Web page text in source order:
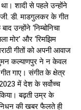
शादी से पहले उन्होंने
डी. माडगुलकर के गीत
उन्होंने ‘निम्बोनिचा
मोर’ और ‘रिमझिम
गीतों को अपनी आवाज
कल्याणपुर ने न केवल
गीत गाए। संगीत के क्षेत्र
में देश के सर्वोच्च
बढ़ती उम्र के
की खबर फैलते ही